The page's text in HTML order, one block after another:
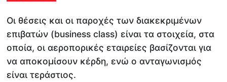
Οι θέσεις και οι παροχές των διακεκριμένων
επιβατών (business class) είναι τα στοιχεία, στα
οποία, οι αεροπορικές εταιρείες βασίζονται για
να αποκομίσουν κέρδη, ενώ ο ανταγωνισμός
είναι τεράστιος.